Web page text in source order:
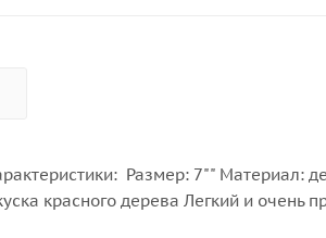
Размер: 7"" Материал:
красного дерева Легкий и очень